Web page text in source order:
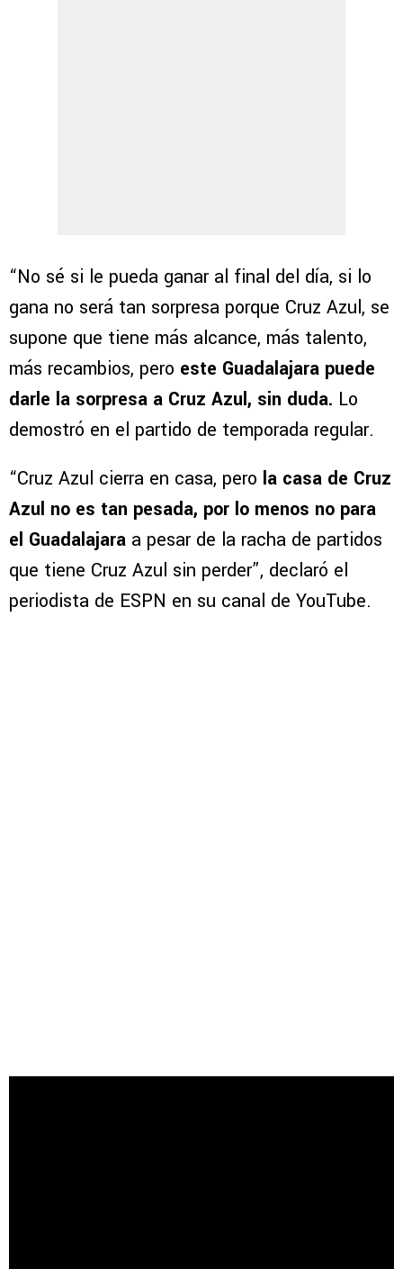
“No sé si le pueda ganar al final del día, si lo
gana no será tan sorpresa porque Cruz Azul, se
supone que tiene más alcance, más talento,
más recambios, pero este Guadalajara puede
darle la sorpresa a Cruz Azul, sin duda. Lo
demostró en el partido de temporada regular.
“Cruz Azul cierra en casa, pero la casa de Cruz
Azul no es tan pesada, por lo menos no para
el Guadalajara a pesar de la racha de partidos
que tiene Cruz Azul sin perder”, declaró el
periodista de ESPN en su canal de YouTube.